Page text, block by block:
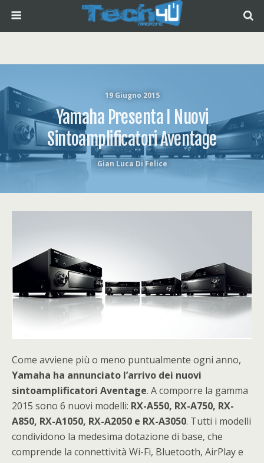
19 Giugno 2015
Yamaha Presenta I Nuovi
Sintoamplificatori Aventage
Gian Luca Di Felice
Come avviene più o meno puntualmente ogni anno,
Yamaha ha annunciato l’arrivo dei nuovi
sintoamplificatori Aventage. A comporre la gamma
2015 sono 6 nuovi modelli: RX-A550, RX-A750, RX-
A850, RX-A1050, RX-A2050 e RX-A3050. Tutti i modelli
condividono la medesima dotazione di base, che
comprende la connettività Wi-Fi, Bluetooth, AirPlay e